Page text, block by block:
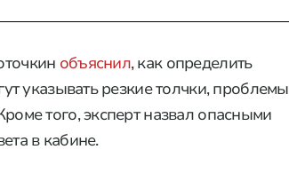
объяснил, как определить
указывать резкие толчки, проблемы
того, эксперт назвал опасными
в кабине.